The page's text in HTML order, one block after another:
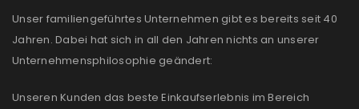
Anmeldeformular geschützt durchWP Captcha
PASSWORT VERGESSEN?
Unser familiengeführtes Unternehmen gibt es bereits seit 40
Jahren. Dabei hat sich in all den Jahren nichts an unserer
Unternehmensphilosophie geändert:
Unseren Kunden das beste Einkaufserlebnis im Bereich